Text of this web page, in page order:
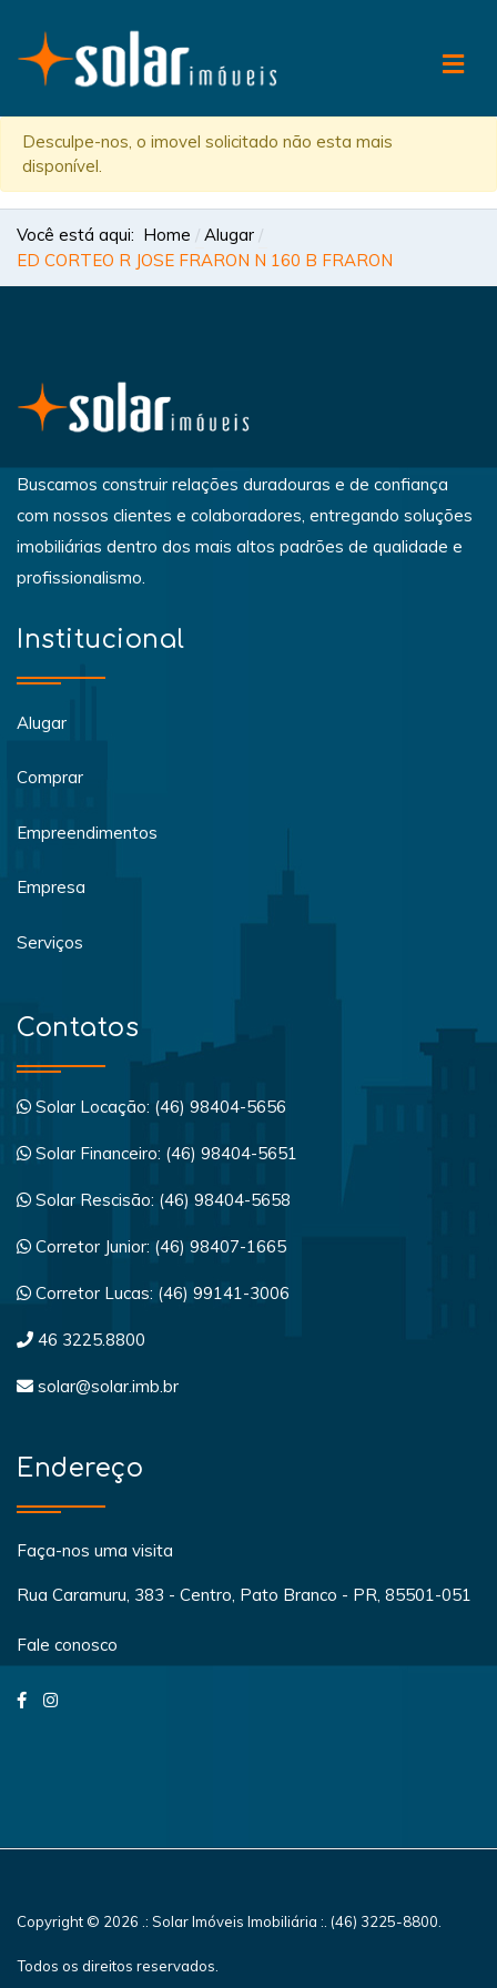
Desculpe-nos, o imovel solicitado não esta mais
disponível.
Você está aqui: Home
Alugar
ED CORTEO R JOSE FRARON N 160 B FRARON
Buscamos construir relações duradouras e de confiança
com nossos clientes e colaboradores, entregando soluções
imobiliárias dentro dos mais altos padrões de qualidade e
profissionalismo.
Institucional
Alugar
Comprar
Empreendimentos
Empresa
Serviços
Contatos
Solar Locação: (46) 98404-5656
Solar Financeiro: (46) 98404-5651
Solar Rescisão: (46) 98404-5658
Corretor Junior: (46) 98407-1665
Corretor Lucas: (46) 99141-3006
46 3225.8800
solar@solar.imb.br
Endereço
Faça-nos uma visita
Rua Caramuru, 383 - Centro, Pato Branco - PR, 85501-051
Fale conosco
Copyright © 2026 .: Solar Imóveis Imobiliária :. (46) 3225-8800.
Todos os direitos reservados.